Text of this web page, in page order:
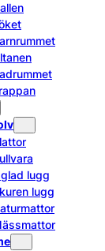
lugg
lugg